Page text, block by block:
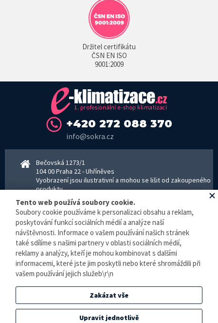
Držitel certifikátu
ČSN EN ISO
9001:2009
+420 272 088 370
info@sokra.cz
Bečovská 1273/1
104 00 Praha 22 - Uhříněves
Vyobrazení jsou ilustrativní a mohou se lišit od zakoupeného
produktu.
www.sokra.cz│www.haier-klimatizace.cz
Otevírací doba
Pondělí–Pátek 8–16:30 hodin - kancelář
Pondělí–pátek 8–16:00 hodin - sklad
Zpracování osobních údajů
© E-klimatizace.cz, všechna práva vyhrazena.
Internetový obchodvytvořilo studioBlueGhost.
Elektronická evidence tržeb je zde prováděna v BĚŽNÉM REŽIMU. Podle zákona o
Tento web používá soubory cookie.
Soubory cookie používáme k personalizaci obsahu a reklam,
poskytování funkcí sociálních médií a analýze naší
návštěvnosti. Informace o vašem používání našich stránek
také sdílíme s našimi partnery v oblasti sociálních médií,
reklamy a analýzy, kteří je mohou kombinovat s dalšími
informacemi, které jste jim poskytli nebo které shromáždili při
vašem používání jejich služeb\r\n
Zakázat vše
Upravit jednotlivě